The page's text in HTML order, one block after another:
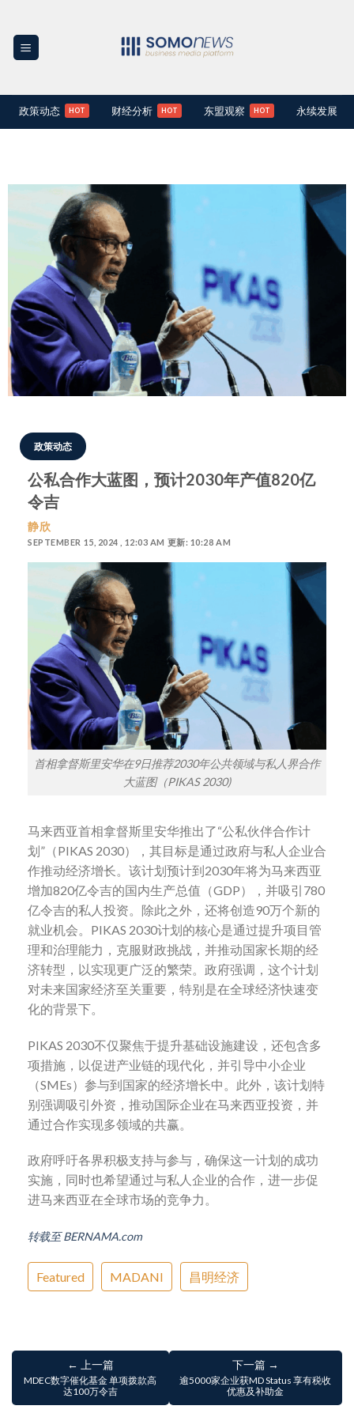
content
政策动态 财经分析 东盟观察 永续发展
政策动态
公私合作大蓝图，预计2030年产值820亿
令吉
静欣
SEPTEMBER 15, 2024 , 12:03 AM 更新: 10:28 AM
首相拿督斯里安华在9日推荐2030年公共领域与私人界合作
大蓝图（PIKAS 2030)
马来西亚首相拿督斯里安华推出了“公私伙伴合作计
划”（PIKAS 2030），其目标是通过政府与私人企业合
作推动经济增长。该计划预计到2030年将为马来西亚
增加820亿令吉的国内生产总值（GDP），并吸引780
亿令吉的私人投资。除此之外，还将创造90万个新的
就业机会。PIKAS 2030计划的核心是通过提升项目管
理和治理能力，克服财政挑战，并推动国家长期的经
济转型，以实现更广泛的繁荣。政府强调，这个计划
对未来国家经济至关重要，特别是在全球经济快速变
化的背景下。
PIKAS 2030不仅聚焦于提升基础设施建设，还包含多
项措施，以促进产业链的现代化，并引导中小企业
（SMEs）参与到国家的经济增长中。此外，该计划特
别强调吸引外资，推动国际企业在马来西亚投资，并
通过合作实现多领域的共赢。
政府呼吁各界积极支持与参与，确保这一计划的成功
实施，同时也希望通过与私人企业的合作，进一步促
进马来西亚在全球市场的竞争力。
转载至 BERNAMA.com
Featured MADANI 昌明经济
← 上一篇
MDEC数字催化基金 单项拨款高
达100万令吉
下一篇 →
逾5000家企业获MD Status 享有税收
优惠及补助金